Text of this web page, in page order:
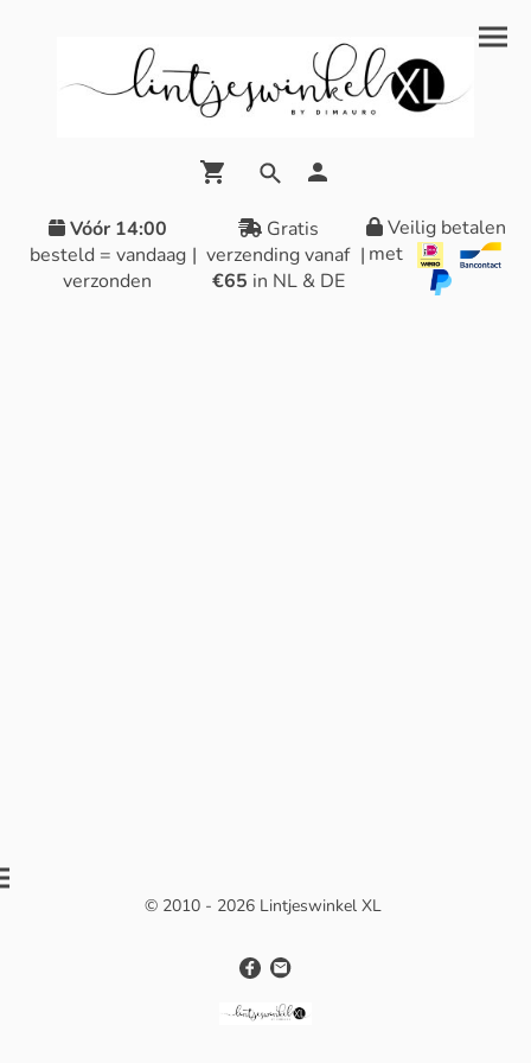
Vóór 14:00
besteld = vandaag
verzonden
|
Gratis
verzending vanaf
€65 in NL & DE
|
Veilig betalen
met
© 2010 - 2026 Lintjeswinkel XL